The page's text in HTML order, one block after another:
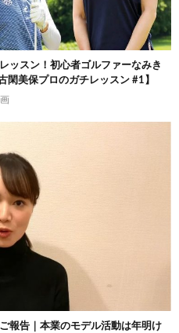
ッスン！初心者ゴルファーなみき
美保プロのガチレッスン #1】
報告｜本業のモデル活動は年明け